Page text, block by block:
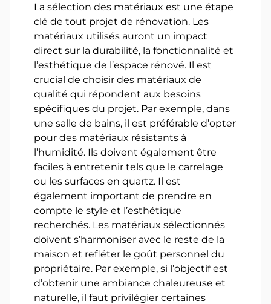
La sélection des matériaux est une étape
clé de tout projet de rénovation. Les
matériaux utilisés auront un impact
direct sur la durabilité, la fonctionnalité et
l’esthétique de l’espace rénové. Il est
crucial de choisir des matériaux de
qualité qui répondent aux besoins
spécifiques du projet. Par exemple, dans
une salle de bains, il est préférable d’opter
pour des matériaux résistants à
l’humidité. Ils doivent également être
faciles à entretenir tels que le carrelage
ou les surfaces en quartz. Il est
également important de prendre en
compte le style et l’esthétique
recherchés. Les matériaux sélectionnés
doivent s’harmoniser avec le reste de la
maison et refléter le goût personnel du
propriétaire. Par exemple, si l’objectif est
d’obtenir une ambiance chaleureuse et
naturelle, il faut privilégier certaines